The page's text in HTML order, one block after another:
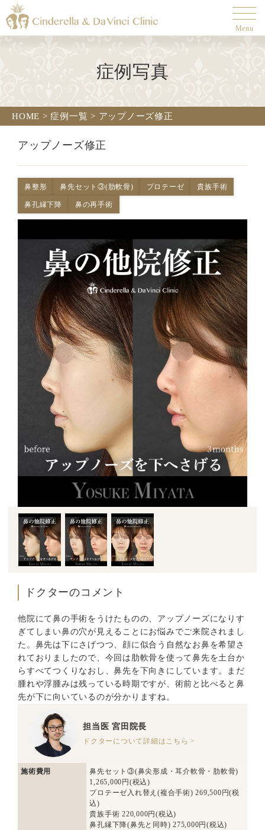
Menu
症例写真
HOME >症例一覧 > アップノーズ修正
アップノーズ修正
鼻整形 鼻先セット③(肋軟骨) プロテーゼ 貴族手術
鼻孔縁下降 鼻の再手術
ドクターのコメント
他院にて鼻の手術をうけたものの、アップノーズになりす
ぎてしまい鼻の穴が見えることにお悩みでご来院されまし
た。鼻先は下にさげつつ、顔に似合う自然なお鼻を希望さ
れておりましたので、今回は肋軟骨を使って鼻先を土台か
らすべてつくりなおし、鼻先を下向きにしています。まだ
腫れや浮腫みは残っている時期ですが、術前と比べると鼻
先が下に向いているのが分かりますね。
担当医 宮田院長
ドクターについて詳細はこちら >
施術費用
鼻先セット③(鼻尖形成・耳介軟骨・肋軟骨)
1,265,000円(税込)
プロテーゼ入れ替え(複合手術) 269,500円(税
込)
貴族手術 220,000円(税込)
鼻孔縁下降(鼻先と同時) 275,000円(税込)